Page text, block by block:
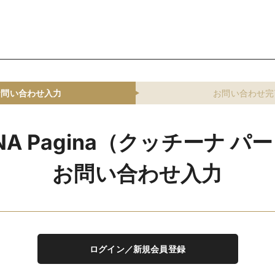
い合わせ入力 お問い合わせ完
Pagina（クッチーナ パー
お問い合わせ入力
ログイン／新規会員登録